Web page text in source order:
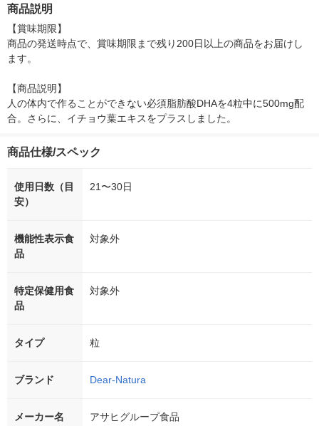
点セット
商品説明
【賞味期限】
商品の発送時点で、賞味期限まで残り200日以上の商品をお届けし
ます。
【商品説明】
人の体内で作ることができない必須脂肪酸DHAを4粒中に500mg配
合。さらに、イチョウ葉エキスをプラスしました。
商品仕様/スペック
使用日数（目
安）
21〜30日
機能性表示食
品
対象外
特定保健用食
品
対象外
タイプ 粒
ブランド Dear-Natura
メーカー名 アサヒグループ食品